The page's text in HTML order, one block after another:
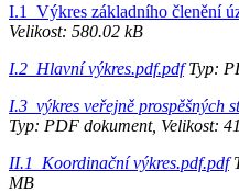
I.1_Výkres základního členění
Velikost: 580.02 kB
I.2_Hlavní výkres.pdf.pdfTyp:
I.3_výkres veřejně prospěšných
Typ: PDF dokument, Velikost:
II.1_Koordinační výkres.pdf.pdf
MB